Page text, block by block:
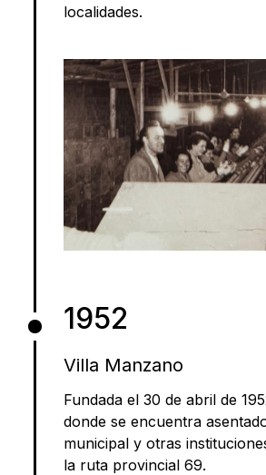
localidades.
1952
Villa Manzano
Fundada el 30 de abril de
donde se encuentra
municipal y otras
la ruta provincial 69.